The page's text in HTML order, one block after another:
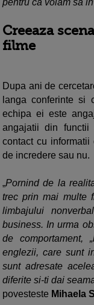
pentru ca voiam sa
Creeaza
filme
Dupa ani de
langa conferinte si
echipa ei este
angajatii din
contact cu
de incredere sau nu.
„Pornind de la
trec prin mai multe
limbajului
business. In urma
de comportament,
englezii, care sunt
sunt adresate
diferite si-ti dai
povesteste Mihaela